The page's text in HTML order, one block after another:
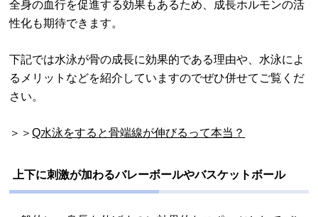
全身の血行を促進する効果もあるため、成長ホルモンの活
性化も期待できます。
下記では水泳が骨の成長に効果的である理由や、水泳によ
るメリットなどを紹介していますのでぜひ併せてご覧くだ
さい。
＞＞Q水泳をすると骨端線が伸びるって本当？
上下に刺激が加わるバレーボールやバスケットボール